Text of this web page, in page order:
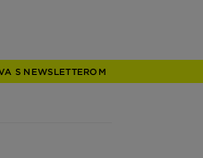
S NEWSLETTEROM